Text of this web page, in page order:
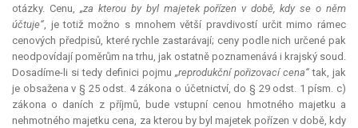
otázky. Cenu, „za kterou by byl majetek pořízen v době, kdy se o něm
účtuje“, je totiž možno s mnohem větší pravdivostí určit mimo rámec
cenových předpisů, které rychle zastarávají; ceny podle nich určené pak
neodpovídají poměrům na trhu, jak ostatně poznamenává i krajský soud.
Dosadíme-li si tedy definici pojmu „reprodukční pořizovací cena“ tak, jak
je obsažena v § 25 odst. 4 zákona o účetnictví, do § 29 odst. 1 písm. c)
zákona o daních z příjmů, bude vstupní cenou hmotného majetku a
nehmotného majetku cena, za kterou by byl majetek pořízen v době, kdy